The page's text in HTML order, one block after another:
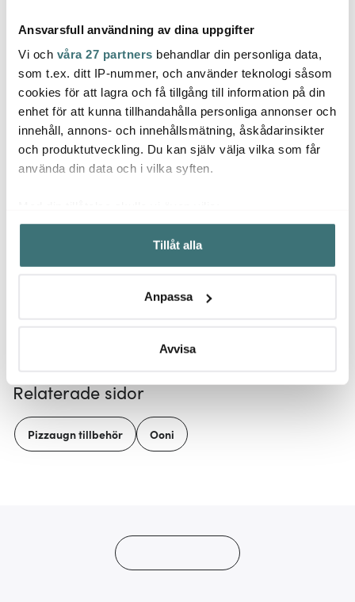
Ansvarsfull användning av dina uppgifter
Vi och våra 27 partners behandlar din personliga data,
som t.ex. ditt IP-nummer, och använder teknologi såsom
cookies för att lagra och få tillgång till information på din
enhet för att kunna tillhandahålla personliga annonser och
innehåll, annons- och innehållsmätning, åskådarinsikter
och produktutveckling. Du kan själv välja vilka som får
använda din data och i vilka syften.
Samla in information om din geografiska plats som
kan ha en noggrannhet på upp till flera meter
Identifiera din enhet genom att aktivt skanna den för
Ta reda på mer om hur dina personliga uppgifter
Du kan ändra eller dra tillbaka ditt samtycke när som
Vi använder cookies för att innehållet och annonserna
ska anpassas efter det som vi tror att du tycker om. Det
gör också att vi kan analysera vår trafik och göra
Tillåt alla
Anpassa
Avvisa
Ooni
Perforerad pizzaspade
35 cm aluminium
799 kr
Jonas
Potatisskalare Jonas 21
cm
49 kr
Ooni
Låt dig inspireras av våra kunder
Relaterade sidor
Pizzaugn tillbehör Ooni